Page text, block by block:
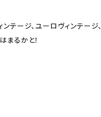
テージ、ユーロヴィンテージ、
まるかと！